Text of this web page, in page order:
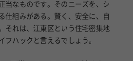
仕組みがある。賢く、安全に、自
それは、江東区という住宅密集地
フハックと言えるでしょう。